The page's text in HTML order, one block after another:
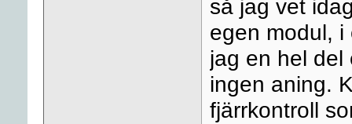
så jag vet
egen modul, i
jag en hel del
ingen aning.
fjärrkontroll